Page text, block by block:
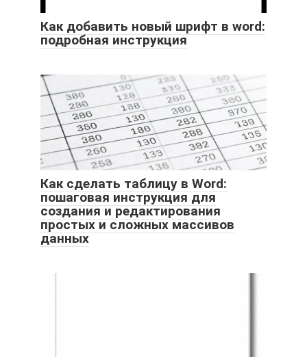
Как добавить новый шрифт в word:
подробная инструкция
Как сделать таблицу в Word:
пошаговая инструкция для
создания и редактирования
простых и сложных массивов
данных